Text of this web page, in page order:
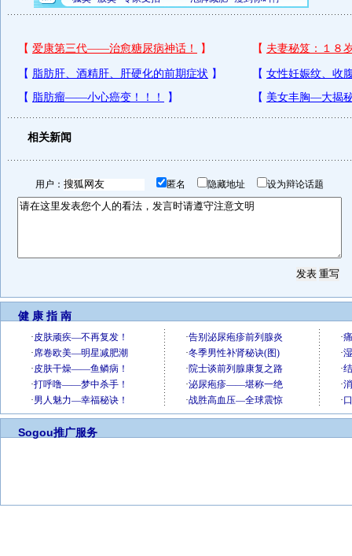
相关新闻
用户： 匿名 隐藏地址 设为辩论话题
健 康 指 南
Sogou推广服务